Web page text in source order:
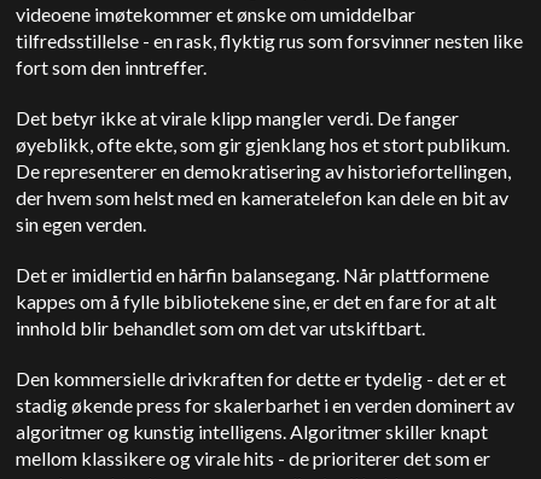
videoene imøtekommer et ønske om umiddelbar
tilfredsstillelse - en rask, flyktig rus som forsvinner nesten like
fort som den inntreffer.
Det betyr ikke at virale klipp mangler verdi. De fanger
øyeblikk, ofte ekte, som gir gjenklang hos et stort publikum.
De representerer en demokratisering av historiefortellingen,
der hvem som helst med en kameratelefon kan dele en bit av
sin egen verden.
Det er imidlertid en hårfin balansegang. Når plattformene
kappes om å fylle bibliotekene sine, er det en fare for at alt
innhold blir behandlet som om det var utskiftbart.
Den kommersielle drivkraften for dette er tydelig - det er et
stadig økende press for skalerbarhet i en verden dominert av
algoritmer og kunstig intelligens. Algoritmer skiller knapt
mellom klassikere og virale hits - de prioriterer det som er